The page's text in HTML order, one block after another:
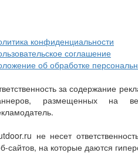
конфиденциальности
соглашение
об обработке
за содержание
размещенных на
не несет
сайтов, на которые даются